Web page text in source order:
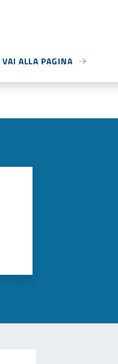
VAI ALLA PAGINA